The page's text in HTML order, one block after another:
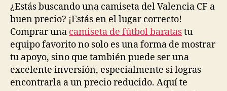
¿Estás buscando una camiseta del Valencia CF a
buen precio? ¡Estás en el lugar correcto!
Comprar una camiseta de fútbol baratastu
equipo favorito no solo es una forma de mostrar
tu apoyo, sino que también puede ser una
excelente inversión, especialmente si logras
encontrarla a un precio reducido. Aquí te